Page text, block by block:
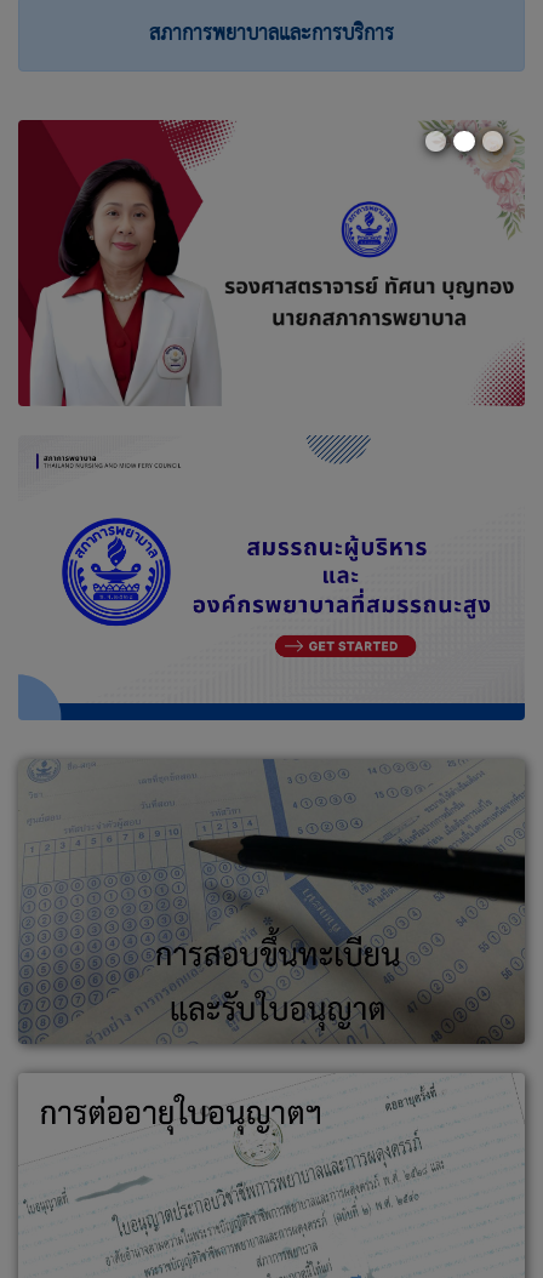
สภาการพยาบาลและการบริการ